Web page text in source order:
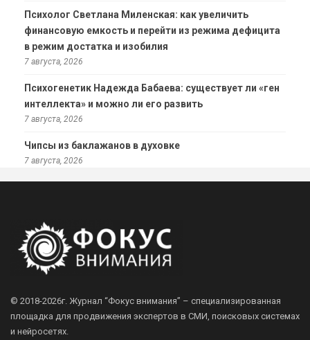
Психолог Светлана Миленская: как увеличить
финансовую емкость и перейти из режима дефицита
в режим достатка и изобилия
7 августа, 2026
Психогенетик Надежда Бабаева: существует ли «ген
интеллекта» и можно ли его развить
7 августа, 2026
Чипсы из баклажанов в духовке
7 августа, 2026
© 2018-2026г. Журнал “Фокус внимания” – специализированная
площадка для продвижения экспертов в СМИ, поисковых системах
и нейросетях.